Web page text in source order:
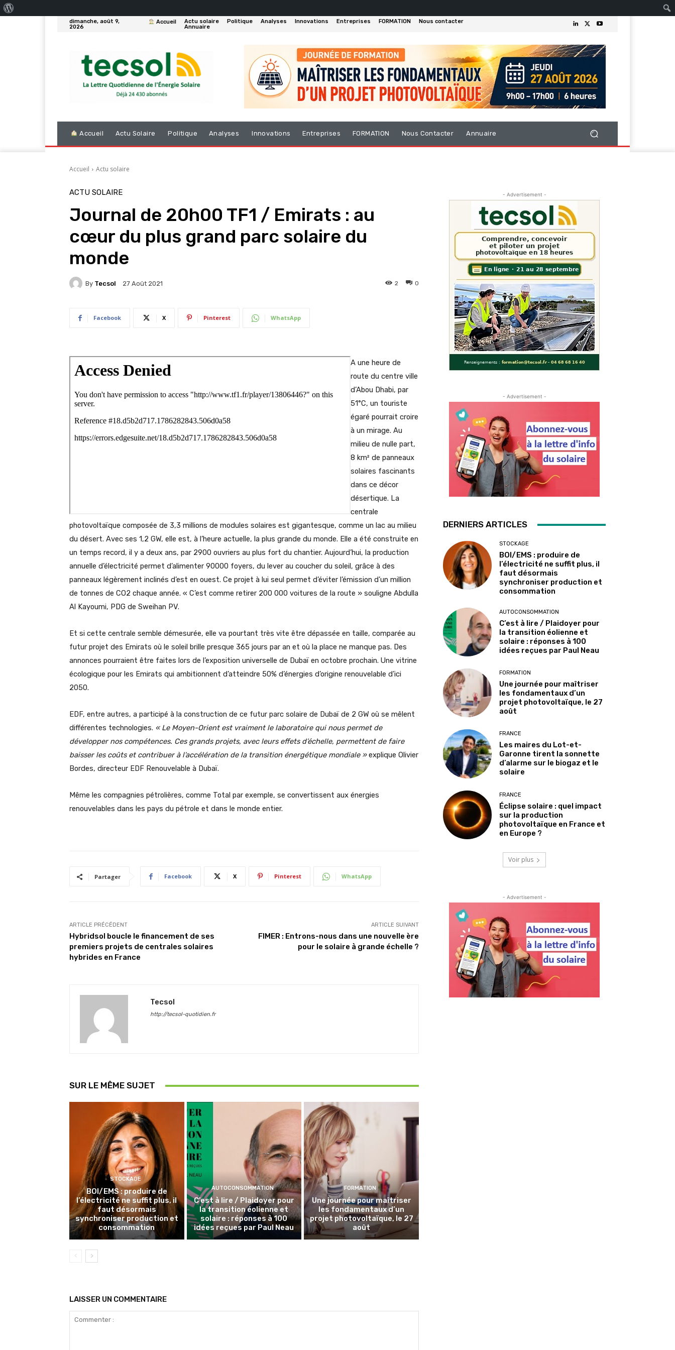
dimanche, août 9,
2026
Accueil Actu solaire Politique Analyses Innovations Entreprises FORMATION
Nous contacter
Annuaire
Accueil Actu Solaire Politique Analyses Innovations Entreprises FORMATION Nous Contacter Annuaire
Accueil Actu solaire
ACTU SOLAIRE
Journal de 20h00 TF1 / Emirats : au
cœur du plus grand parc solaire du
monde
By Tecsol 27 Août 2021 0
2
Facebook X Pinterest WhatsApp
A une heure de
route du centre ville
d’Abou Dhabi, par
51°C, un touriste
égaré pourrait croire
à un mirage. Au
milieu de nulle part,
8 km² de panneaux
solaires fascinants
dans ce décor
désertique. La
centrale
photovoltaïque composée de 3,3 millions de modules solaires est gigantesque, comme un lac au milieu
du désert. Avec ses 1,2 GW, elle est, à l’heure actuelle, la plus grande du monde. Elle a été construite en
un temps record, il y a deux ans, par 2900 ouvriers au plus fort du chantier. Aujourd’hui, la production
annuelle d’électricité permet d’alimenter 90000 foyers, du lever au coucher du soleil, grâce à des
panneaux légèrement inclinés d’est en ouest. Ce projet à lui seul permet d’éviter l’émission d’un million
de tonnes de CO2 chaque année. « C’est comme retirer 200 000 voitures de la route » souligne Abdulla
Al Kayoumi, PDG de Sweihan PV.
Et si cette centrale semble démesurée, elle va pourtant très vite être dépassée en taille, comparée au
futur projet des Emirats où le soleil brille presque 365 jours par an et où la place ne manque pas. Des
annonces pourraient être faites lors de l’exposition universelle de Dubaï en octobre prochain. Une vitrine
écologique pour les Emirats qui ambitionnent d’atteindre 50% d’énergies d’origine renouvelable d’ici
2050.
EDF, entre autres, a participé à la construction de ce futur parc solaire de Dubaï de 2 GW où se mêlent
différentes technologies. « Le Moyen-Orient est vraiment le laboratoire qui nous permet de
développer nos compétences. Ces grands projets, avec leurs effets d’échelle, permettent de faire
baisser les coûts et contribuer à l’accélération de la transition énergétique mondiale »explique Olivier
Bordes, directeur EDF Renouvelable à Dubaï.
Même les compagnies pétrolières, comme Total par exemple, se convertissent aux énergies
renouvelables dans les pays du pétrole et dans le monde entier.
Partager Facebook X Pinterest WhatsApp
ARTICLE PRÉCÉDENT
Hybridsol boucle le financement de ses
premiers projets de centrales solaires
hybrides en France
ARTICLE SUIVANT
FIMER : Entrons-nous dans une nouvelle ère
pour le solaire à grande échelle ?
Tecsol
http://tecsol-quotidien.fr
SUR LE MÊME SUJET
STOCKAGE
BOI/EMS : produire de
l’électricité ne suffit plus, il
faut désormais
synchroniser production et
consommation
AUTOCONSOMMATION
C’est à lire / Plaidoyer pour
la transition éolienne et
solaire : réponses à 100
idées reçues par Paul Neau
FORMATION
Une journée pour maîtriser
les fondamentaux d’un
projet photovoltaïque, le 27
août
LAISSER UN COMMENTAIRE
- Advertisement -
- Advertisement -
DERNIERS ARTICLES
STOCKAGE
BOI/EMS : produire de
l’électricité ne suffit plus, il
faut désormais
synchroniser production et
consommation
AUTOCONSOMMATION
C’est à lire / Plaidoyer pour
la transition éolienne et
solaire : réponses à 100
idées reçues par Paul Neau
FORMATION
Une journée pour maîtriser
les fondamentaux d’un
projet photovoltaïque, le 27
août
FRANCE
Les maires du Lot-et-
Garonne tirent la sonnette
d’alarme sur le biogaz et le
solaire
FRANCE
Éclipse solaire : quel impact
sur la production
photovoltaïque en France et
en Europe ?
Voir plus
- Advertisement -